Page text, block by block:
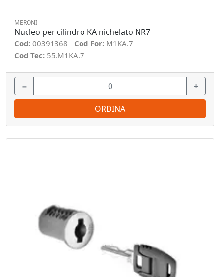
MERONI
Nucleo per cilindro KA nichelato NR7
Cod: 00391368 Cod For: M1KA.7
Cod Tec: 55.M1KA.7
− +
ORDINA